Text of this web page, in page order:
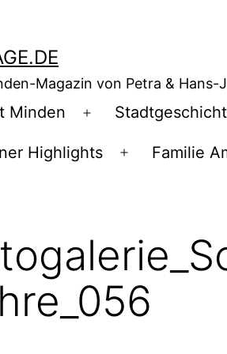
Magazin von Petra & Hans-
Minden
Menü
öffnen
Highlights
Menü
Familie